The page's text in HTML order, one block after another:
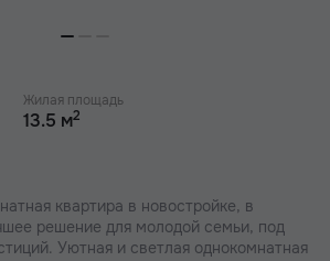
Жилая площадь
13.5 м2
квартира в новостройке, в
решение для молодой семьи, под
Уютная и светлая однокомнатная